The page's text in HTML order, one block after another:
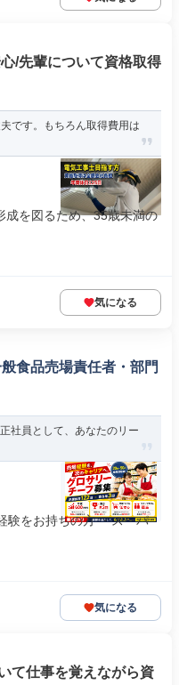
/先輩について資格取得
です。もちろん取得費用は
成を図るため、35歳未満の
気になる
食品売場責任者・部門
社員として、あなたのリー
験をお持ちの方 ・スーパ
気になる
て仕事を覚えながら資